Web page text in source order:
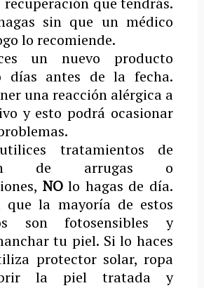
sin que un médico
lo recomiende.
un nuevo producto
días antes de la fecha.
una reacción alérgica a
y esto podrá ocasionar
tratamientos de
de arrugas o
NOlo hagas de día.
que la mayoría de estos
son fotosensibles y
tu piel. Si lo haces
protector solar, ropa
la piel tratada y